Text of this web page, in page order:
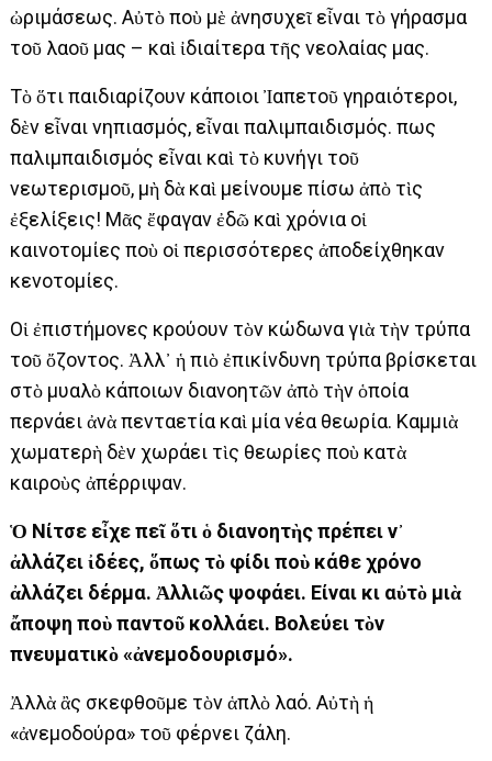
ὠριμάσεως. Αὐτὸ ποὺ μὲ ἀνησυχεῖ εἶναι τὸ γήρασµα
τοῦ λαοῦ µας – καὶ ἰδιαίτερα τῆς νεολαίας µας.
Τὸ ὅτι παιδιαρίζουν κάποιοι Ἰαπετοῦ γηραιότεροι,
δὲν εἶναι νηπιασµός, εἶναι παλιμπαιδισµός. Ὅπως
παλιμπαιδισµός εἶναι καὶ τὸ κυνήγι τοῦ
νεωτερισμοῦ, µὴ δὰ καὶ µείνουµε πίσω ἀπὸ τὶς
ἐξελίξεις! Μᾶς ἔφαγαν ἐδῶ καὶ χρόνια οἱ
καινοτοµίες ποὺ οἱ περισσότερες ἀποδείχθηκαν
κενοτοµίες.
Οἱ ἐπιστήμονες κρούουν τὸν κώδωνα γιὰ τὴν τρύπα
τοῦ ὄζοντος. Ἀλλ᾽ ἡ πιὸ ἐπικίνδυνη τρύπα βρίσκεται
στὸ μυαλὸ κάποιων διανοητῶν ἀπὸ τὴν ὁποία
περνάει ἀνὰ πενταετία καὶ µία νέα θεωρία. Καμμιὰ
χωµατερὴ δὲν χωράει τὶς θεωρίες ποὺ κατὰ
καιροὺς ἀπέρριψαν.
Ὁ Νίτσε εἶχε πεῖ ὅτι ὁ διανοητὴς πρέπει ν᾿
ἀλλάζει ἰδέες, ὅπως τὸ φίδι ποὺ κάθε χρόνο
ἀλλάζει δέρµα. Ἀλλιῶς ψοφάει. Είναι κι αὐτὸ μιὰ
ἄποψη ποὺ παντοῦ κολλάει. Βολεύει τὸν
πνευματικὸ «ἀνεμοδουρισµό».
Ἀλλὰ ἂς σκεφθοῦμε τὸν ἁπλὸ λαό. Αὐτὴ ἡ
«ἀνεμοδούρα» τοῦ φέρνει ζάλη.